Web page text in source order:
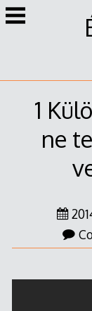
Skip
to
1
ne